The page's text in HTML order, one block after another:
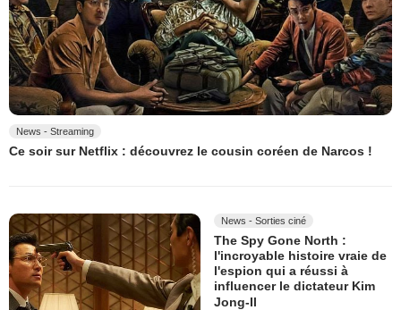
News - Streaming
Ce soir sur Netflix : découvrez le cousin coréen de Narcos !
News - Sorties ciné
The Spy Gone North :
l'incroyable histoire vraie de
l'espion qui a réussi à
influencer le dictateur Kim
Jong-Il